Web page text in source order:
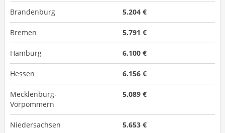
Brandenburg 5.204 €
Bremen 5.791 €
Hamburg 6.100 €
Hessen 6.156 €
Mecklenburg-
Vorpommern
5.089 €
Niedersachsen 5.653 €